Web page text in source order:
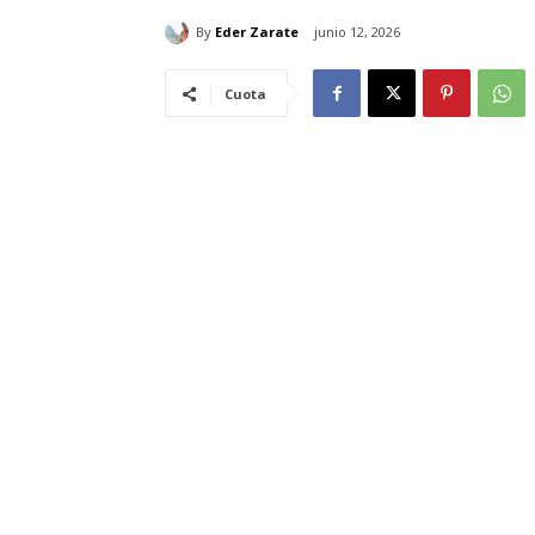
By Eder Zarate junio 12, 2026
Cuota